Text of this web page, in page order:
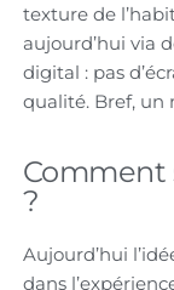
texture de
aujourd’hui via
digital : pas
qualité. Bref, un
Comment
?
Aujourd’hui
dans